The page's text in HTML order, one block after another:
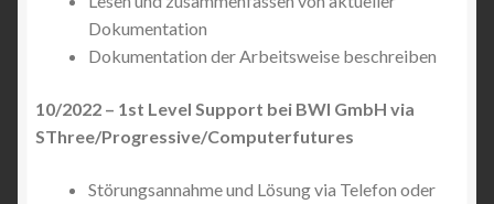
Dokumentation
Dokumentation der Arbeitsweise beschreiben
10/2022 – 1st Level Support bei BWI GmbH via
SThree/Progressive/Computerfutures
Störungsannahme und Lösung via Telefon oder